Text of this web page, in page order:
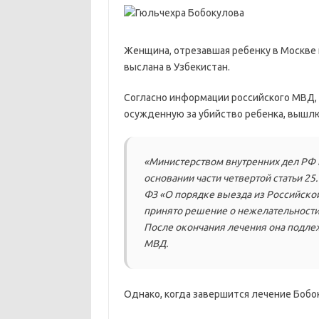
Женщина, отрезавшая ребенку в
выслана в Узбекистан.
Согласно информации российского
осужденную за убийство ребенка,
«Министерством внутренних дел РФ
основании части четвертой статьи
ФЗ «О порядке выезда из
принято решение о
После окончания лечения она
МВД.
Однако, когда завершится лечение